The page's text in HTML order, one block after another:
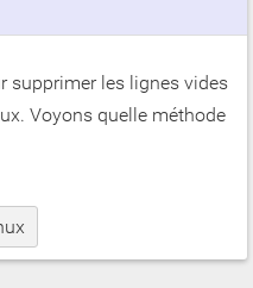
supprimer les lignes vides
Voyons quelle méthode